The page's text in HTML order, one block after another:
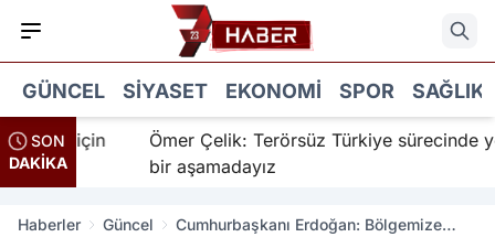
GÜNCEL SIYASET EKONOMI SPOR SAĞLIK
SON
DAKİKA
için
Ömer Çelik: Terörsüz Türkiye sürecinde yeni
bir aşamadayız
Haberler Güncel
Cumhurbaşkanı Erdoğan: Bölgemize